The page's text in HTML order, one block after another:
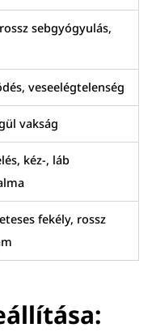
sebgyógyulás,
veseelégtelenség
vakság
kéz-, láb
fekély, rossz